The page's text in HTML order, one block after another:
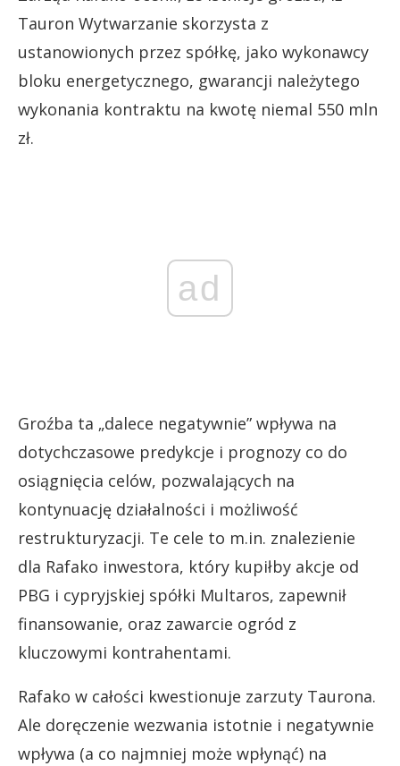
Tauron Wytwarzanie skorzysta z
ustanowionych przez spółkę, jako wykonawcy
bloku energetycznego, gwarancji należytego
wykonania kontraktu na kwotę niemal 550 mln
zł.
ad
Groźba ta „dalece negatywnie” wpływa na
dotychczasowe predykcje i prognozy co do
osiągnięcia celów, pozwalających na
kontynuację działalności i możliwość
restrukturyzacji. Te cele to m.in. znalezienie
dla Rafako inwestora, który kupiłby akcje od
PBG i cypryjskiej spółki Multaros, zapewnił
finansowanie, oraz zawarcie ogród z
kluczowymi kontrahentami.
Rafako w całości kwestionuje zarzuty Taurona.
Ale doręczenie wezwania istotnie i negatywnie
wpływa (a co najmniej może wpłynąć) na